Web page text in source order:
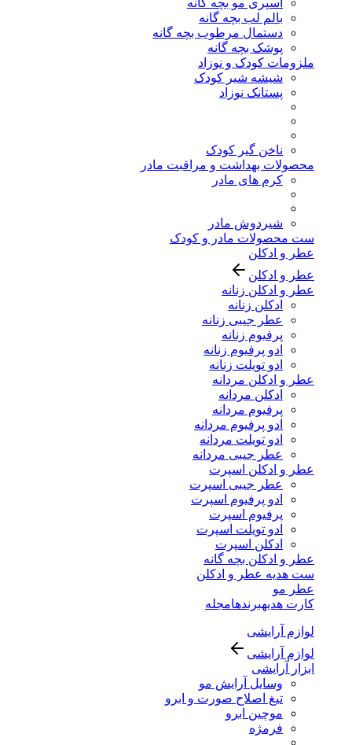
اسپری مو بچه گانه
بالم لب بچه گانه
دستمال مرطوب بچه گانه
پوشک بچه گانه
ملزومات کودک و نوزاد
شیشه شیر کودک
پستانک نوزاد
ناخن گیر کودک
محصولات بهداشت و مراقبت مادر
کرم های مادر
شیردوش مادر
ست محصولات مادر و کودک
عطر و ادکلن
عطر و ادکلن
عطر و ادکلن زنانه
ادکلن زنانه
عطر جیبی زنانه
پرفیوم زنانه
ادو پرفیوم زنانه
ادو تویلت زنانه
عطر و ادکلن مردانه
ادکلن مردانه
پرفیوم مردانه
ادو پرفیوم مردانه
ادو تویلت مردانه
عطر جیبی مردانه
عطر و ادکلن اسپرت
عطر جیبی اسپرت
ادو پرفیوم اسپرت
پرفیوم اسپرت
ادو تویلت اسپرت
ادکلن اسپرت
عطر و ادکلن بچه گانه
ست هدیه عطر و ادکلن
عطر مو
کارت هدیهبرندهامجله
لوازم آرایشی
لوازم آرایشی
ابزار آرایشی
وسایل آرایش مو
تیغ اصلاح صورت و ابرو
موچین ابرو
فرمژه